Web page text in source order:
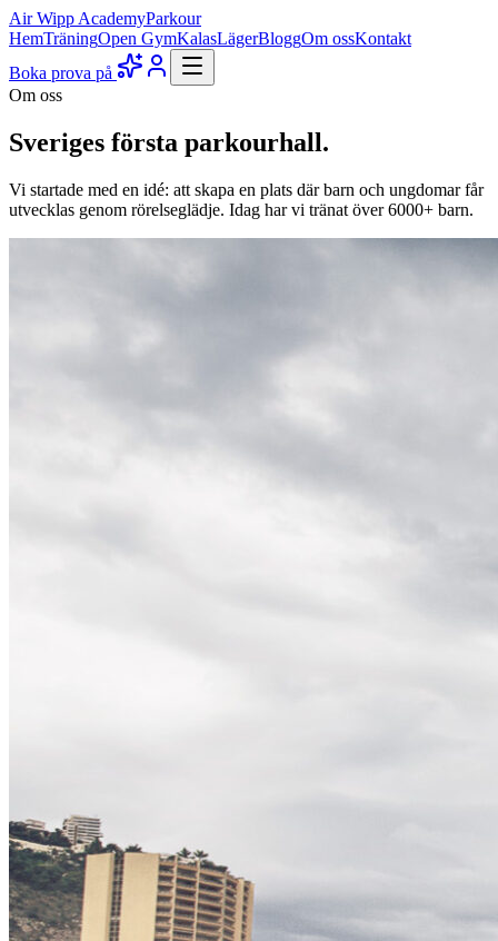
Air Wipp AcademyParkour
HemTräningOpen GymKalasLägerBloggOm ossKontakt
Boka prova på
Om oss
Sveriges första parkourhall.
Vi startade med en idé: att skapa en plats där barn och ungdomar får
utvecklas genom rörelseglädje. Idag har vi tränat över 6000+ barn.